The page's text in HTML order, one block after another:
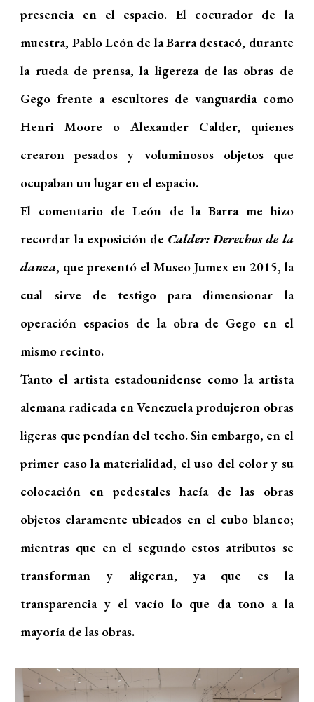
presencia en el espacio. El cocurador de la
muestra, Pablo León de la Barra destacó, durante
la rueda de prensa, la ligereza de las obras de
Gego frente a escultores de vanguardia como
Henri Moore o Alexander Calder, quienes
crearon pesados y voluminosos objetos que
ocupaban un lugar en el espacio.
El comentario de León de la Barra me hizo
recordar la exposición de Calder: Derechos de la
danza, que presentó el Museo Jumex en 2015, la
cual sirve de testigo para dimensionar la
operación espacios de la obra de Gego en el
mismo recinto.
Tanto el artista estadounidense como la artista
alemana radicada en Venezuela produjeron obras
ligeras que pendían del techo. Sin embargo, en el
primer caso la materialidad, el uso del color y su
colocación en pedestales hacía de las obras
objetos claramente ubicados en el cubo blanco;
mientras que en el segundo estos atributos se
transforman y aligeran, ya que es la
transparencia y el vacío lo que da tono a la
mayoría de las obras.